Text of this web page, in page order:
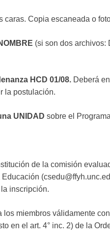
caras. Copia escaneada o
(si son dos archivos:
HCD 01/08. Deberá
la postulación.
UNIDAD sobre el
de la comisión
inscripción.
miembros válidamente
en el art. 4° inc. 2) de la